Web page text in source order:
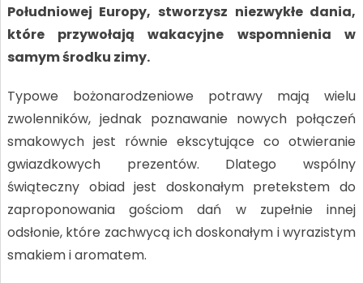
Południowej Europy, stworzysz niezwykłe dania,
które przywołają wakacyjne wspomnienia w
samym środku zimy.
Typowe bożonarodzeniowe potrawy mają wielu
zwolenników, jednak poznawanie nowych połączeń
smakowych jest równie ekscytujące co otwieranie
gwiazdkowych prezentów. Dlatego wspólny
świąteczny obiad jest doskonałym pretekstem do
zaproponowania gościom dań w zupełnie innej
odsłonie, które zachwycą ich doskonałym i wyrazistym
smakiem i aromatem.